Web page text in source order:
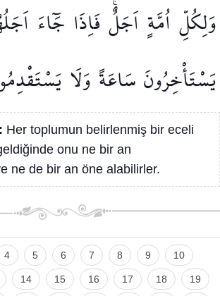
وَلِكُلِّ اُمَّةٍاَجَلٌۚفَاِذَا جَٓاءَ
يَسْتَأْخِرُونَسَاعَةًوَلَا
Her toplumun belirlenmiş bir eceli
onu ne bir an
ne de bir an öne alabilirler.
4 5 6 7 8 9 10
14 15 16 17 18 19